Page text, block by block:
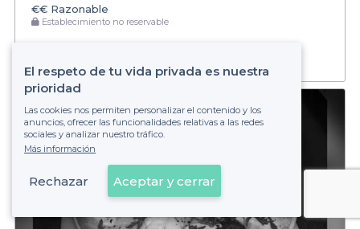
€€ Razonable
Establecimiento no reservable
Ver en el mapa
El respeto de tu vida privada es nuestra
prioridad
Las cookies nos permiten personalizar el contenido y los
anuncios, ofrecer las funcionalidades relativas a las redes
sociales y analizar nuestro tráfico.
Más información
Rechazar Aceptar y cerrar